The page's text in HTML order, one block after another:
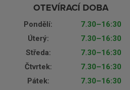
OTEVÍRACÍ DOBA
Pondělí:
7.30–16:30
Úterý:
7.30–16:30
Středa:
7.30–16:30
Čtvrtek:
7.30–16:30
Pátek:
7.30–16:30